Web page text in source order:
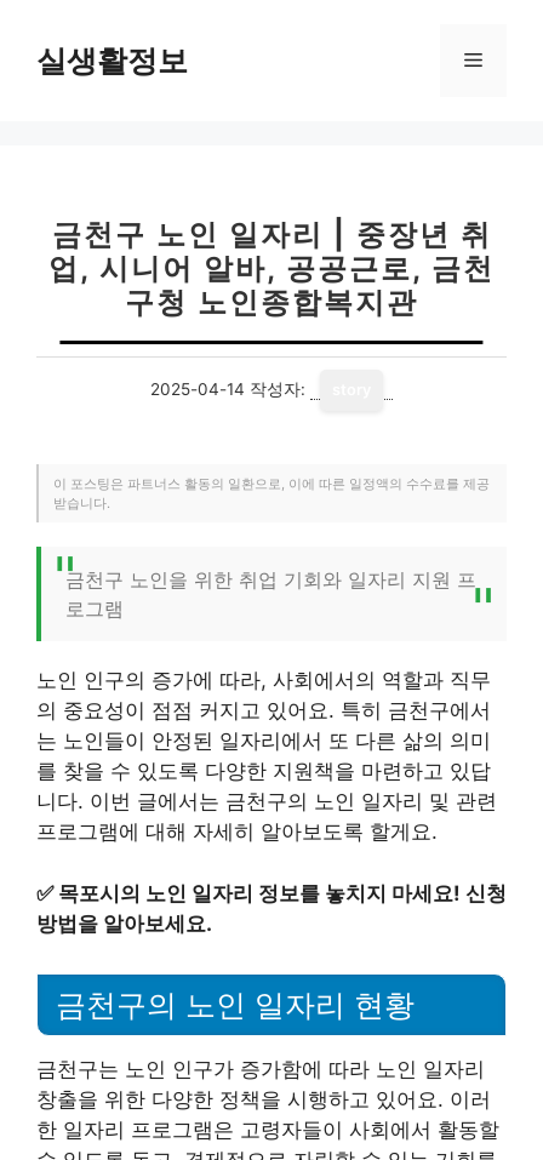
실생활정보 메
금천구 노인 일자리 | 중장년 취
업, 시니어 알바, 공공근로, 금천
구청 노인종합복지관
2025-04-14 작성자:
이 포스팅은 파트너스 활동의 일환으로, 이에 따른 일정액의 수수료를 제공
받습니다.
금천구 노인을 위한 취업 기회와 일자리 지원 프
로그램
노인 인구의 증가에 따라, 사회에서의 역할과 직무
의 중요성이 점점 커지고 있어요. 특히 금천구에서
는 노인들이 안정된 일자리에서 또 다른 삶의 의미
를 찾을 수 있도록 다양한 지원책을 마련하고 있답
니다. 이번 글에서는 금천구의 노인 일자리 및 관련
프로그램에 대해 자세히 알아보도록 할게요.
✅ 목포시의 노인 일자리 정보를 놓치지 마세요! 신청
방법을 알아보세요.
금천구의 노인 일자리 현황
금천구는 노인 인구가 증가함에 따라 노인 일자리
창출을 위한 다양한 정책을 시행하고 있어요. 이러
한 일자리 프로그램은 고령자들이 사회에서 활동할